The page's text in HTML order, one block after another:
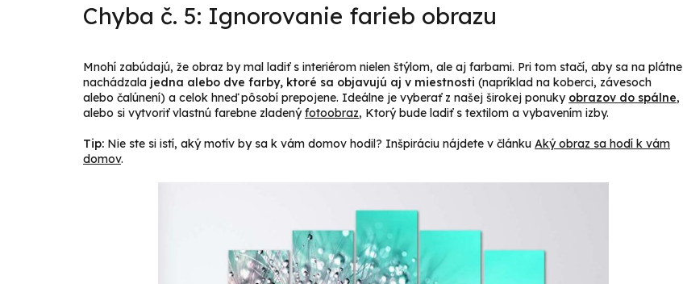
Chyba č. 5: Ignorovanie farieb obrazu
Mnohí zabúdajú, že obraz by mal ladiť s interiérom nielen štýlom, ale aj farbami. Pri tom stačí, aby sa na plátne
nachádzala jedna alebo dve farby, ktoré sa objavujú aj v miestnosti (napríklad na koberci, závesoch
alebo čalúnení) a celok hneď pôsobí prepojene. Ideálne je vyberať z našej širokej ponuky obrazov do spálne,
alebo si vytvoriť vlastnú farebne zladenýfotoobraz, Ktorý bude ladiť s textilom a vybavením izby.
Tip: Nie ste si istí, aký motív by sa k vám domov hodil? Inšpiráciu nájdete v článku Aký obraz sa hodí k vám
domov.